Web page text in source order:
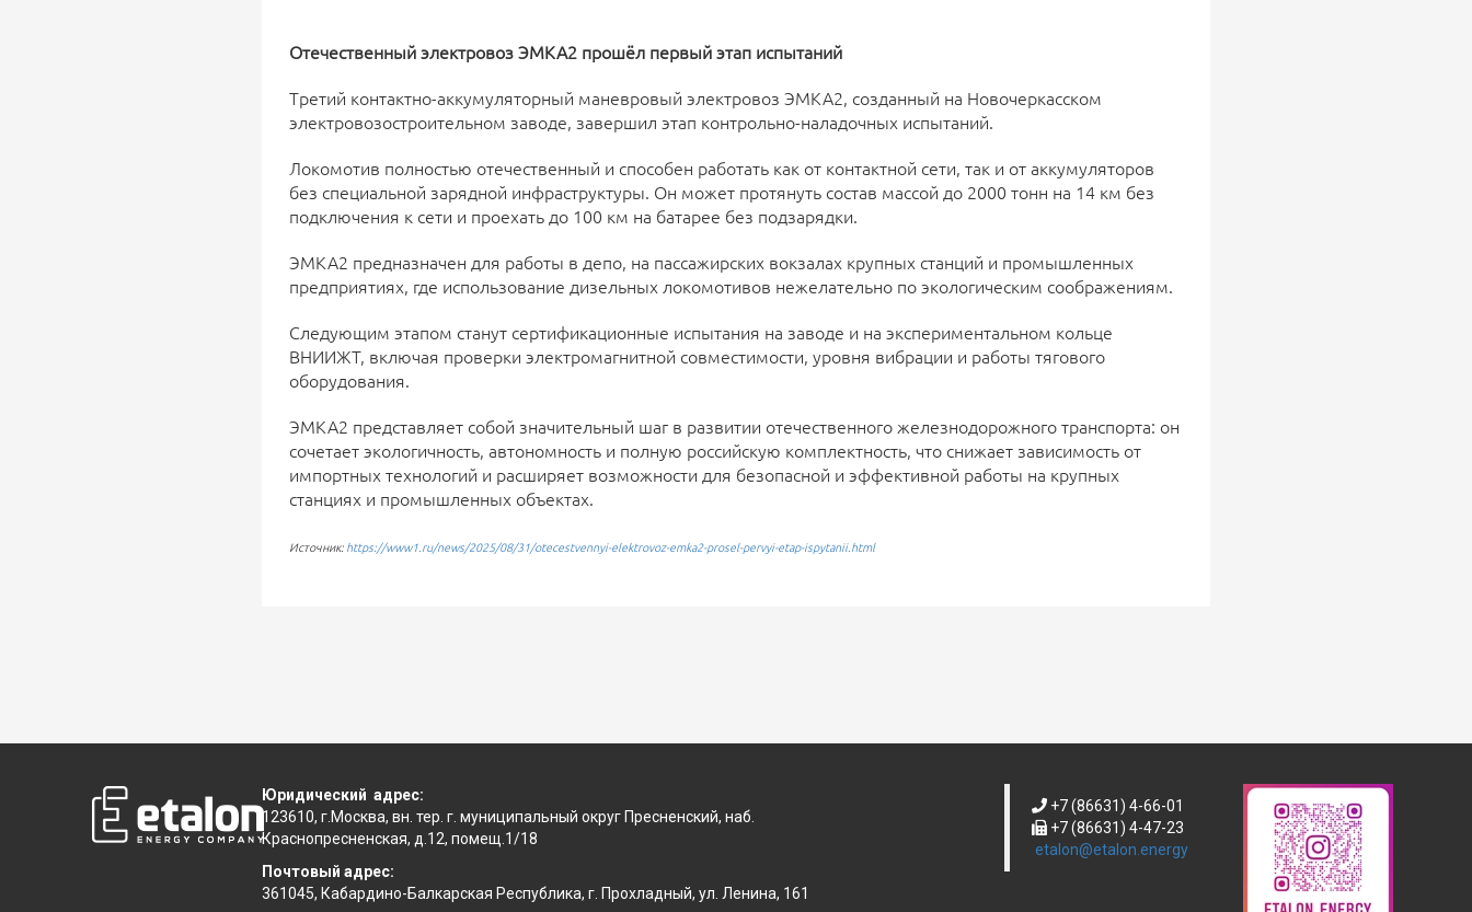
Отечественный электровоз ЭМКА2 прошёл первый этап испытаний
Третий контактно-аккумуляторный маневровый электровоз ЭМКА2, созданный на Новочеркасском
электровозостроительном заводе, завершил этап контрольно-наладочных испытаний.
Локомотив полностью отечественный и способен работать как от контактной сети, так и от аккумуляторов
без специальной зарядной инфраструктуры. Он может протянуть состав массой до 2000 тонн на 14 км без
подключения к сети и проехать до 100 км на батарее без подзарядки.
ЭМКА2 предназначен для работы в депо, на пассажирских вокзалах крупных станций и промышленных
предприятиях, где использование дизельных локомотивов нежелательно по экологическим соображениям.
Следующим этапом станут сертификационные испытания на заводе и на экспериментальном кольце
ВНИИЖТ, включая проверки электромагнитной совместимости, уровня вибрации и работы тягового
оборудования.
ЭМКА2 представляет собой значительный шаг в развитии отечественного железнодорожного транспорта: он
сочетает экологичность, автономность и полную российскую комплектность, что снижает зависимость от
импортных технологий и расширяет возможности для безопасной и эффективной работы на крупных
станциях и промышленных объектах.
Источник: https://www1.ru/news/2025/08/31/otecestvennyi-elektrovoz-emka2-prosel-pervyi-etap-ispytanii.html
Юридический адрес:
123610, г.Москва, вн. тер. г. муниципальный округ Пресненский, наб.
Краснопресненская, д.12, помещ.1/18
Почтовый адрес:
361045, Кабардино-Балкарская Республика, г. Прохладный, ул. Ленина, 161
+7 (86631) 4-66-01
+7 (86631) 4-47-23
etalon@etalon.energy